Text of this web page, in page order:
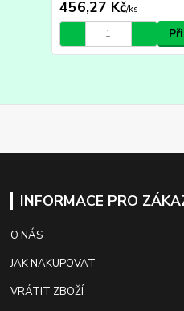
456,27 Kč/ks
INFORMACE PRO
O NÁS
JAK NAKUPOVAT
VRÁTIT ZBOŽÍ